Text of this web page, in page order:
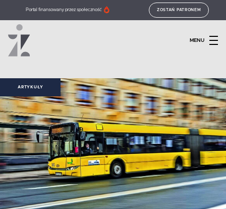
Portal finansowany przez społeczność ZOSTAŃ PATRONEM
MENU
ARTYKUŁY